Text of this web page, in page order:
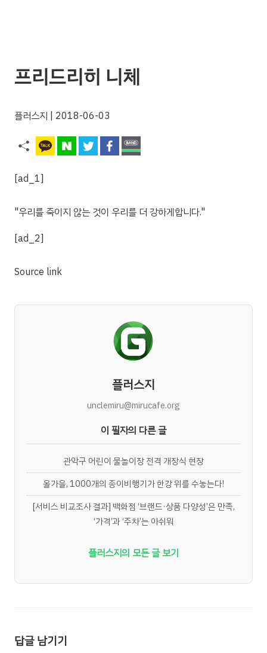
프리드리히 니체
플러스지 | 2018-06-03
[ad_1]
"우리를 죽이지 않는 것이 우리를 더 강하게합니다."
[ad_2]
Source link
플러스지
unclemiru@mirucafe.org
이 필자의 다른 글
관악구 어린이 물놀이장 전격 개장식 현장
올가을, 1000개의 종이비행기가 한강 위를 수놓는다!
[서비스 비교조사 결과] 백화점 ‘브랜드·상품 다양성’은 만족,
‘가격’과 ‘주차’는 아쉬워
플러스지의 모든 글 보기
답글 남기기